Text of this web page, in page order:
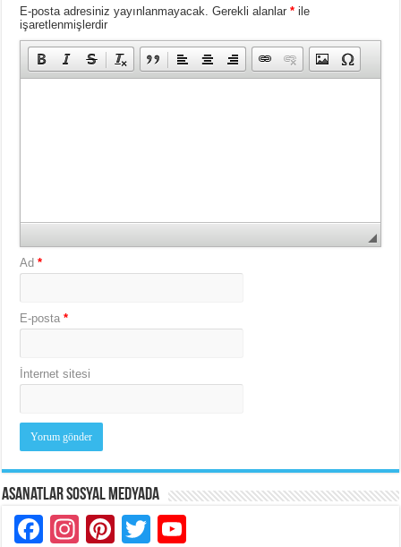
E-posta adresiniz yayınlanmayacak. Gerekli alanlar* ile
işaretlenmişlerdir
Ad*
E-posta*
İnternet sitesi
Asanatlar Sosyal Medyada
Facebook
Instagram
Pinterest
Twitter